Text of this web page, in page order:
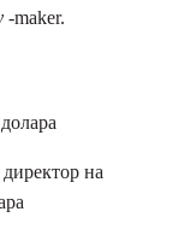
-maker.
на